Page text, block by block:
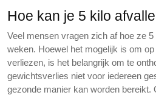
Hoe kan je 5 kilo
Veel mensen vragen zich af hoe ze
weken. Hoewel het mogelijk is om
verliezen, is het belangrijk om te
gewichtsverlies niet voor iedereen
gezonde manier kan worden bereikt.